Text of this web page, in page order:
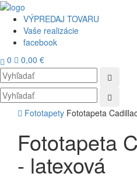
VÝPREDAJ TOVARU
Vaše realizácie
facebook
0 0,00 €
Fototapety Fototapeta
Fototapeta
- latexová